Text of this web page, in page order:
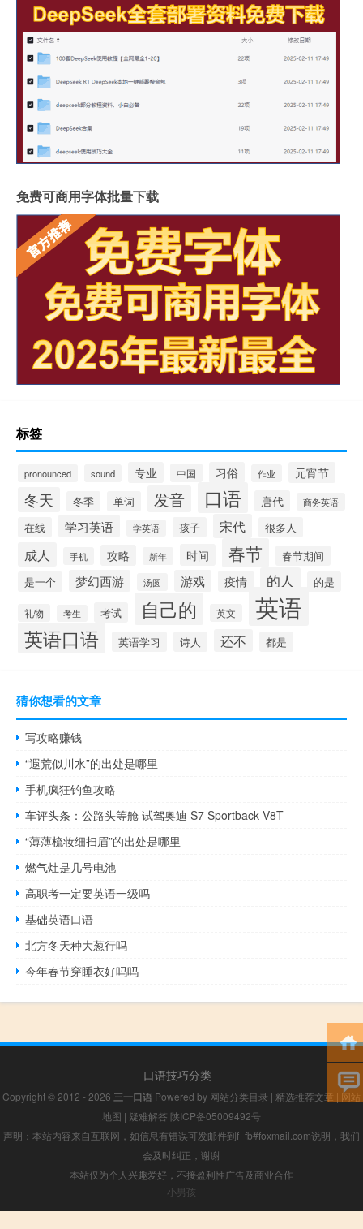
免费可商用字体批量下载
标签
pronounced sound 专业 中国 习俗 作业 元宵节
冬天 冬季 单词 发音 口语 唐代 商务英语
在线 学习英语 学英语 孩子 宋代 很多人
成人 手机 攻略 新年 时间 春节
春节期间
是一个
梦幻西游 汤圆 游戏 疫情 的人 的是
礼物 考生 考试 自己的 英文 英语
英语口语 英语学习 诗人 还不 都是
猜你想看的文章
写攻略赚钱
“遐荒似川水”的出处是哪里
手机疯狂钓鱼攻略
车评头条：公路头等舱 试驾奥迪 S7 Sportback V8T
“薄薄梳妆细扫眉”的出处是哪里
燃气灶是几号电池
高职考一定要英语一级吗
基础英语口语
北方冬天种大葱行吗
今年春节穿睡衣好吗吗
口语技巧分类
Copyright © 2012 - 2026 三一口语 Powered by 网站分类目录 | 精选推荐文章 | 网站
地图 | 疑难解答 陕ICP备05009492号
声明：本站内容来自互联网，如信息有错误可发邮件到f_fb#foxmail.com说明，我们
会及时纠正，谢谢
本站仅为个人兴趣爱好，不接盈利性广告及商业合作
小男孩